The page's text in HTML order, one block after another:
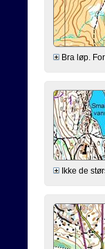
Bra løp.
Ikke de